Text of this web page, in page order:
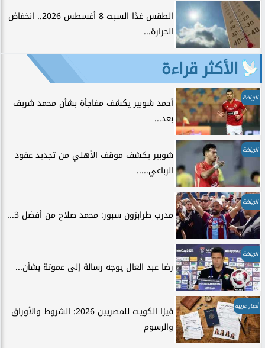
الطقس غدًا السبت 8 أغسطس 2026.. انخفاض
الحرارة...
الأكثر قراءة
الرياضة
أحمد شوبير يكشف مفاجأة بشأن محمد شريف
بعد...
الرياضة
شوبير يكشف موقف الأهلي من تجديد عقود
الرباعي.....
الرياضة
مدرب طرابزون سبور: محمد صلاح من أفضل 3...
الرياضة
رضا عبد العال يوجه رسالة إلى عموتة بشأن...
أخبار عربية
فيزا الكويت للمصريين 2026: الشروط والأوراق
والرسوم